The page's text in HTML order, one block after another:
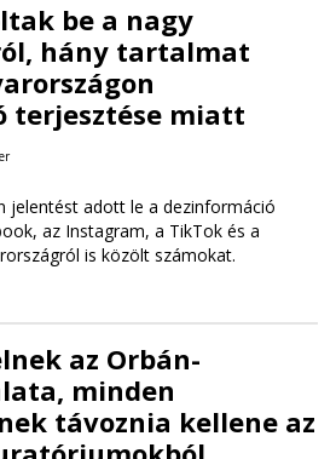
be a nagy
hány tartalmat
terjesztése miatt
jelentést adott le a dezinformáció
az Instagram, a TikTok és a
is közölt számokat.
az Orbán-
minden
távoznia kellene az